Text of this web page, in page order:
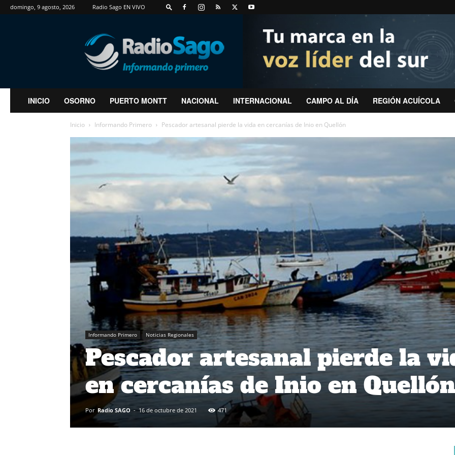
domingo, 9 agosto, 2026 Radio Sago EN VIVO
RadioSago
INICIO OSORNO PUERTO MONTT NACIONAL INTERNACIONAL CAMPO AL DÍA REGIÓN ACUÍCOLA
Inicio Informando Primero Pescador artesanal pierde la vida en cercanías de Inio en Quellón
Informando Primero Noticias Regionales
Pescador artesanal pierde la
en cercanías de Inio en Quellón
Por Radio SAGO - 16 de octubre de 2021 471